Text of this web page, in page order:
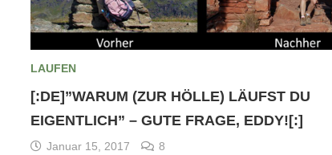
LAUFEN
[:DE]”WARUM (ZUR HÖLLE) LÄUFST DU
EIGENTLICH” – GUTE FRAGE, EDDY![:]
Januar 15, 2017 8